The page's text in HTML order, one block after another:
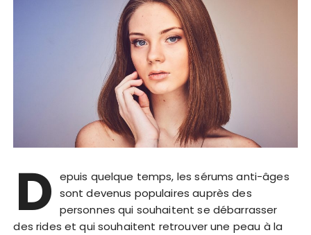
D epuis quelque temps, les sérums anti-âges
sont devenus populaires auprès des
personnes qui souhaitent se débarrasser
des rides et qui souhaitent retrouver une peau à la